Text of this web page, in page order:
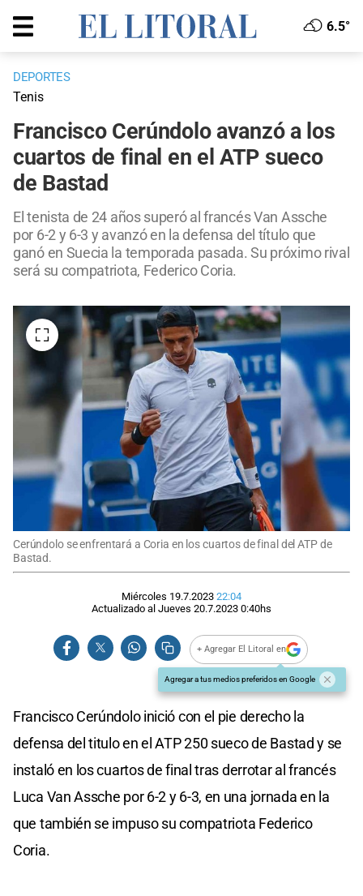
6.5°
DEPORTES
Tenis
Francisco Cerúndolo avanzó a los
cuartos de final en el ATP sueco
de Bastad
El tenista de 24 años superó al francés Van Assche
por 6-2 y 6-3 y avanzó en la defensa del título que
ganó en Suecia la temporada pasada. Su próximo rival
será su compatriota, Federico Coria.
Cerúndolo se enfrentará a Coria en los cuartos de final del ATP de
Bastad.
Miércoles 19.7.2023 22:04
Actualizado al Jueves 20.7.2023 0:40hs
+ Agregar El Litoral en
Agregar a tus medios preferidos en Google
Francisco Cerúndolo inició con el pie derecho la
defensa del titulo en el ATP 250 sueco de Bastad y se
instaló en los cuartos de final tras derrotar al francés
Luca Van Assche por 6-2 y 6-3, en una jornada en la
que también se impuso su compatriota Federico
Coria.